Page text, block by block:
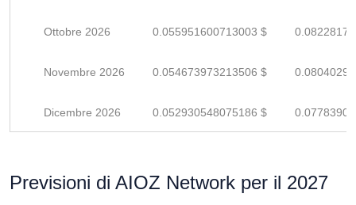
Ottobre 2026 0.055951600713003 $
Novembre 2026 0.054673973213506 $
Dicembre 2026 0.052930548075186 $
Previsioni di AIOZ Network per il 2027